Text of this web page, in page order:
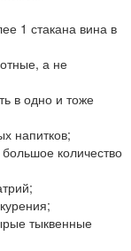
1 стакана вина в
а не
в одно и тоже
напитков;
количество
тыквенные